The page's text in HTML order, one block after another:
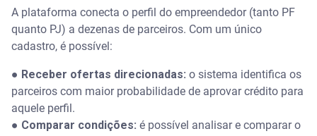
A plataforma conecta o perfil do empreendedor (tanto PF
quanto PJ) a dezenas de parceiros. Com um único
cadastro, é possível:
● Receber ofertas direcionadas: o sistema identifica os
parceiros com maior probabilidade de aprovar crédito para
aquele perfil.
● Comparar condições: é possível analisar e comparar o